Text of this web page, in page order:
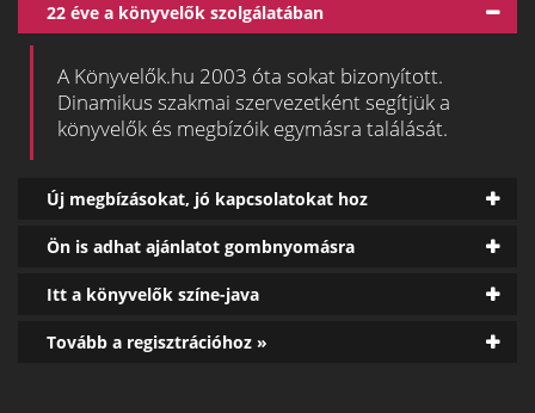
22 éve a könyvelők szolgálatában
A Könyvelők.hu 2003 óta sokat bizonyított.
Dinamikus szakmai szervezetként segítjük a
könyvelők és megbízóik egymásra találását.
Új megbízásokat, jó kapcsolatokat hoz
Ön is adhat ajánlatot gombnyomásra
Itt a könyvelők színe-java
Tovább a regisztrációhoz »